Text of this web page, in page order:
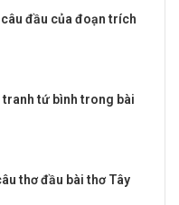
câu đầu của đoạn trích
tranh tứ bình trong bài
thơ đầu bài thơ Tây